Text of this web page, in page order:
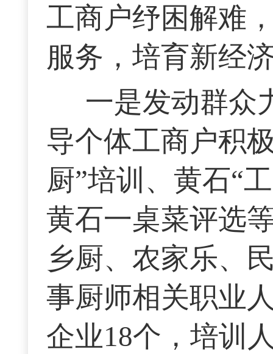
工商户纾困解难
服务，培育新经
一是发动群众
导个体工商户积
厨”培训、黄石“
黄石一桌菜评选
乡厨、农家乐、
事厨师相关职业
企业18个，培训